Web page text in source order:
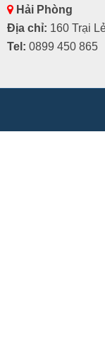
Hải Phòng
Địa chỉ: 160 Trại
Tel: 0899 450 865